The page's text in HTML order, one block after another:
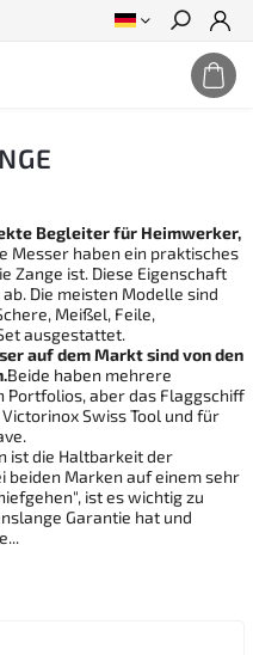
Suchen
Begleiter für Heimwerker,
Messer haben ein praktisches
Zange ist. Diese Eigenschaft
Die meisten Modelle sind
Meißel, Feile,
ausgestattet.
auf dem Markt sind von den
Beide haben mehrere
aber das Flaggschiff
Swiss Tool und für
ist die Haltbarkeit der
beiden Marken auf einem sehr
ist es wichtig zu
Garantie hat und